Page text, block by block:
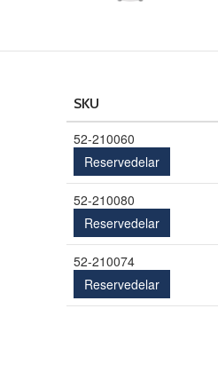
SKU
52-210060
Reservedelar
52-210080
Reservedelar
52-210074
Reservedelar